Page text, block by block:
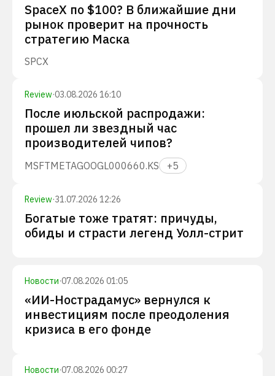
SpaceX по $100? В ближайшие дни
рынок проверит на прочность
стратегию Маска
SPCX
Review·03.08.2026 16:10
После июльской распродажи:
прошел ли звездный час
производителей чипов?
MSFTMETAGOOGL000660.KS +5
Review·31.07.2026 12:26
Богатые тоже тратят: причуды,
обиды и страсти легенд Уолл-стрит
Новости·07.08.2026 01:05
«ИИ-Нострадамус» вернулся к
инвестициям после преодоления
кризиса в его фонде
Новости·07.08.2026 00:27